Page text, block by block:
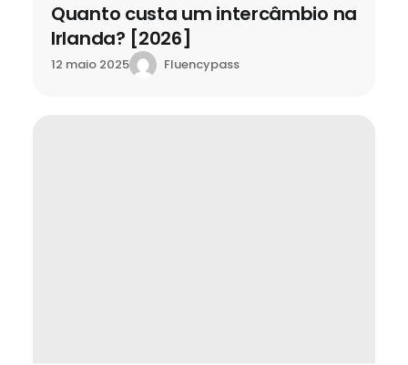
Quanto custa um intercâmbio na
Irlanda? [2026]
12 maio 2025 Fluencypass